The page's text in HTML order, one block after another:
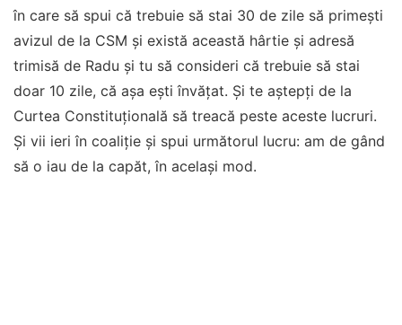
în care să spui că trebuie să stai 30 de zile să primeşti
avizul de la CSM şi există această hârtie şi adresă
trimisă de Radu şi tu să consideri că trebuie să stai
doar 10 zile, că aşa eşti învăţat. Şi te aştepţi de la
Curtea Constituţională să treacă peste aceste lucruri.
Şi vii ieri în coaliţie şi spui următorul lucru: am de gând
să o iau de la capăt, în acelaşi mod.